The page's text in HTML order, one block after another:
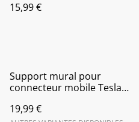
15,99 €
Support mural pour
connecteur mobile Tesla
19,99 €